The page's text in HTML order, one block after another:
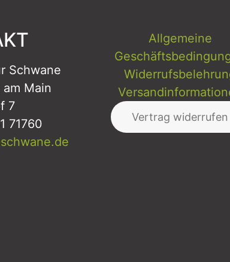
Schwane
Main
7
71760
Allgemeine
Vertrag widerrufen